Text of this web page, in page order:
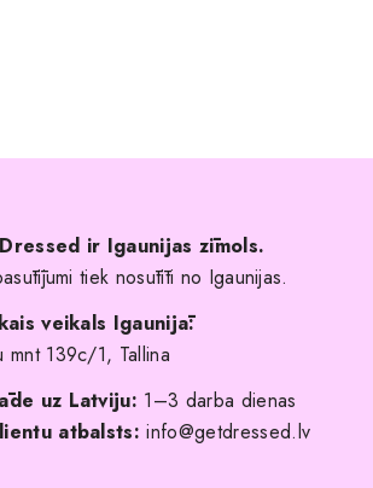
ir Igaunijas zīmols.
tiek nosūtīti no Igaunijas.
veikals Igaunijā:
mnt 139c/1, Tallina
uz Latviju: 1–3 darba dienas
atbalsts: info@getdressed.lv